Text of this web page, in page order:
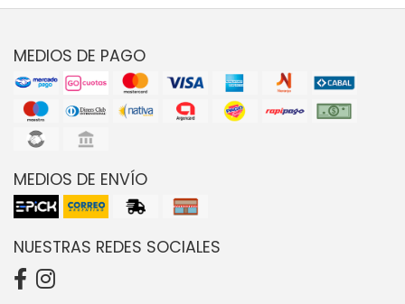
MEDIOS DE PAGO
MEDIOS DE ENVÍO
NUESTRAS REDES SOCIALES